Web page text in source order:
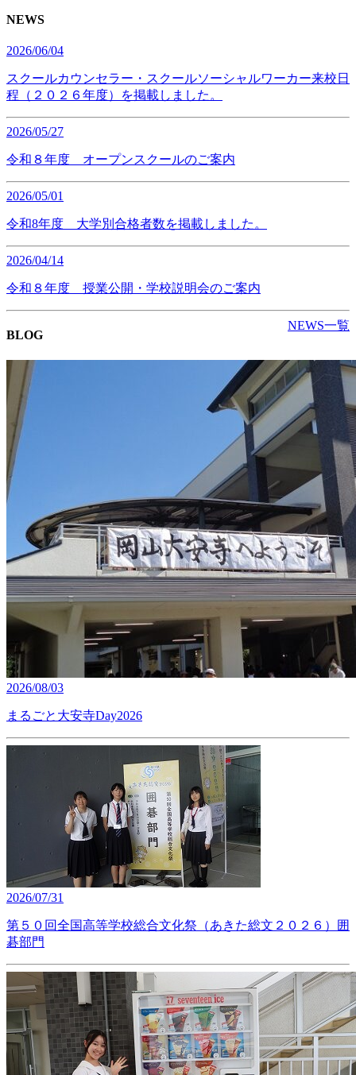
NEWS
2026/06/04
スクールカウンセラー・スクールソーシャルワーカー来校日
程（２０２６年度）を掲載しました。
2026/05/27
令和８年度 オープンスクールのご案内
2026/05/01
令和8年度 大学別合格者数を掲載しました。
2026/04/14
令和８年度 授業公開・学校説明会のご案内
NEWS一覧
BLOG
2026/08/03
まるごと大安寺Day2026
2026/07/31
第５０回全国高等学校総合文化祭（あきた総文２０２６）囲
碁部門